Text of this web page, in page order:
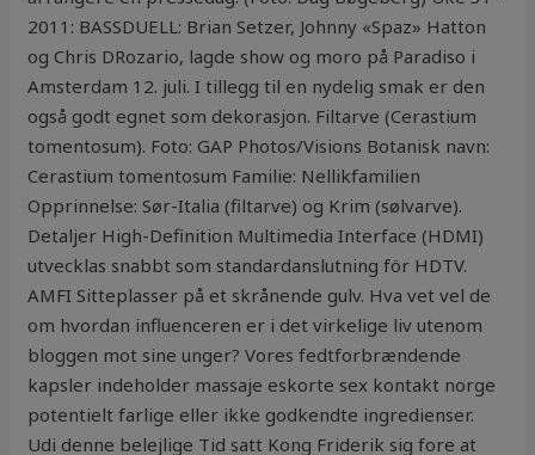
2011: BASSDUELL: Brian Setzer, Johnny «Spaz» Hatton
og Chris DRozario, lagde show og moro på Paradiso i
Amsterdam 12. juli. I tillegg til en nydelig smak er den
også godt egnet som dekorasjon. Filtarve (Cerastium
tomentosum). Foto: GAP Photos/Visions Botanisk navn:
Cerastium tomentosum Familie: Nellikfamilien
Opprinnelse: Sør-Italia (filtarve) og Krim (sølvarve).
Detaljer High-Definition Multimedia Interface (HDMI)
utvecklas snabbt som standardanslutning för HDTV.
AMFI Sitteplasser på et skrånende gulv. Hva vet vel de
om hvordan influenceren er i det virkelige liv utenom
bloggen mot sine unger? Vores fedtforbrændende
kapsler indeholder massaje eskorte sex kontakt norge
potentielt farlige eller ikke godkendte ingredienser.
Udi denne belejlige Tid satt Kong Friderik sig fore at